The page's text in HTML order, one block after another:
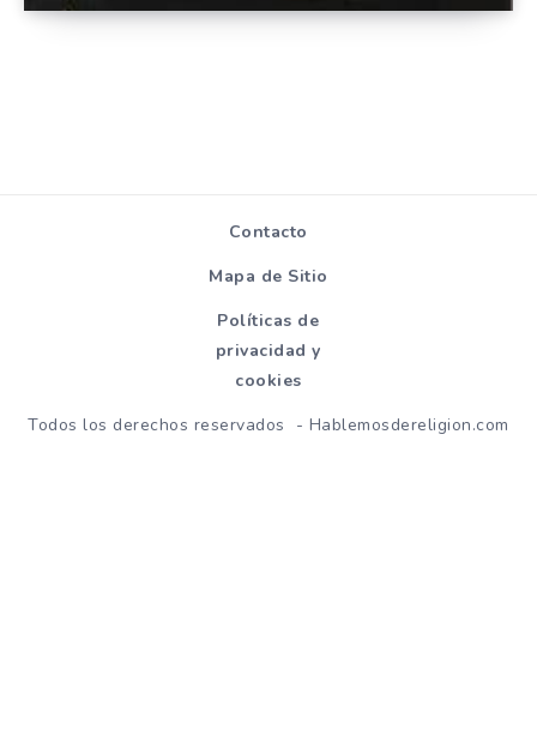
Contacto
Mapa de Sitio
Políticas de
privacidad y
cookies
Todos los derechos reservados - Hablemosdereligion.com